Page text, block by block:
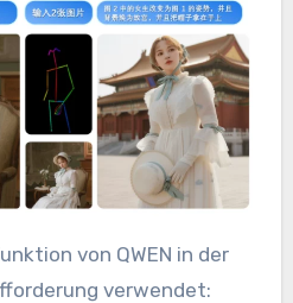
von QWEN in der
verwendet: